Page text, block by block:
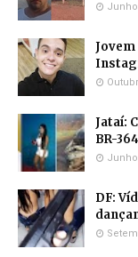
Junho
Jovem
Jataí:
BR-364
Junho
DF: